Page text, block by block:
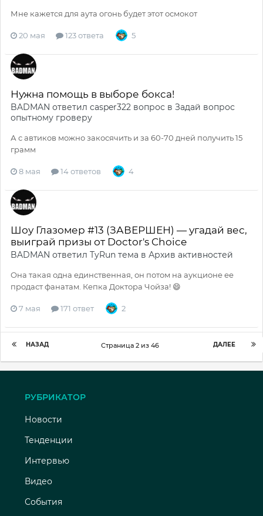
Мне кажется для аута огонь будет этот осмокот
20 мая 123 ответа 5
Нужна помощь в выборе бокса!
BADMAN ответил casper322 вопрос в Задай вопрос
опытному гроверу
А с автиков можно закосячить и за 60-70 дней получить 15
грамм
8 мая 14 ответов 4
Шоу Глазомер #13 (ЗАВЕРШЕН) — угадай вес,
выиграй призы от Doctor's Choice
BADMAN ответил TyRun тема в Архив активностей
Она такая одна единственная, он потом на аукционе ее
продаст фанатам. Кепка Доктора Чойза! 😄
7 мая 171 ответ 2
НАЗАД ДАЛЕЕ
Страница 2 из 46
РУБРИКАТОР
Новости
Тенденции
Интервью
Видео
События